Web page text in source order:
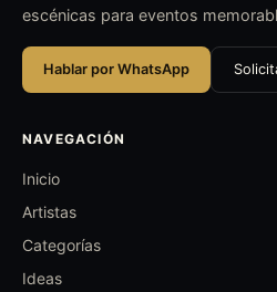
escénicas para eventos
Hablar por WhatsApp
NAVEGACIÓN
Inicio
Artistas
Categorías
Ideas